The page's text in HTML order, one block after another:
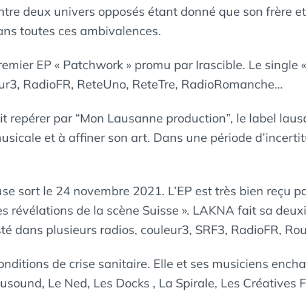
deux univers opposés étant donné que son frère
toutes ces ambivalences.
EP « Patchwork » promu par Irascible. Le single
RadioFR, ReteUno, ReteTre, RadioRomanche…
par “Mon Lausanne production”, le label
et à affiner son art. Dans une période
sort le 24 novembre 2021. L’EP est très bien reçu
révélations de la scène Suisse ». LAKNA fait sa
dans plusieurs radios, couleur3, SRF3, RadioFR,
de crise sanitaire. Elle et ses musiciens
Le Ned, Les Docks , La Spirale, Les